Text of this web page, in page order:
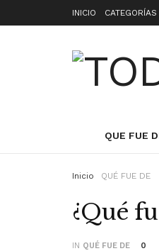
INICIO CATEGORÍAS
QUE FUE
Inicio QUÉ FUE DE
¿Qué
IN QUÉ FUE DE 0